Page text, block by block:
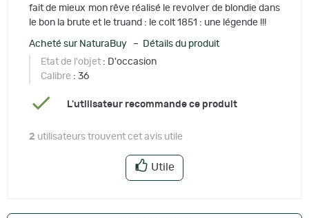
fait de mieux mon rêve réalisé le revolver de blondie dans
le bon la brute et le truand : le colt 1851 : une légende !!!
Acheté sur NaturaBuy – Détails du produit
Etat de l'objet : D'occasion
Calibre : 36
L'utilisateur recommande ce produit
2 utilisateurs trouvent cet avis utile
Utile